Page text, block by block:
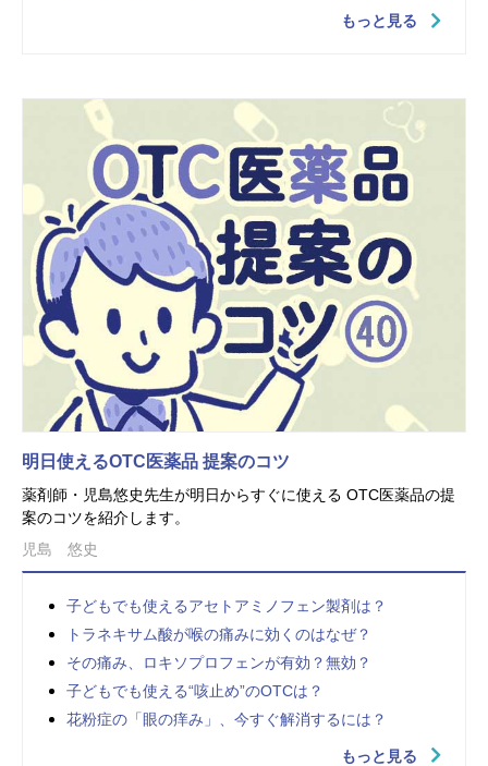
もっと見る
明日使えるOTC医薬品 提案のコツ
薬剤師・児島悠史先生が明日からすぐに使える OTC医薬品の提
案のコツを紹介します。
児島 悠史
子どもでも使えるアセトアミノフェン製剤は？
トラネキサム酸が喉の痛みに効くのはなぜ？
その痛み、ロキソプロフェンが有効？無効？
子どもでも使える“咳止め”のOTCは？
花粉症の「眼の痒み」、今すぐ解消するには？
もっと見る